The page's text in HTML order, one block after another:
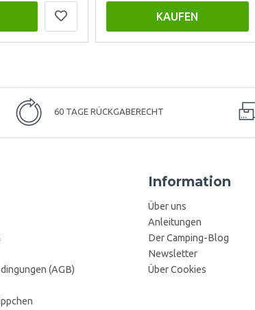
KAUFEN
60 TAGE RÜCKGABERECHT
(AGB)
Information
Über uns
Anleitungen
Der Camping-Blog
Newsletter
Über Cookies